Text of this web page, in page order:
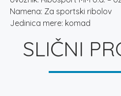
Namena: Za sportski ribolov
Jedinica mere: komad
SLIČNI